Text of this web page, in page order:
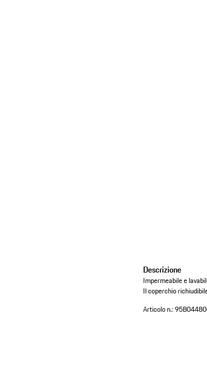
Descrizione
Impermeabile e
Il coperchio
Articolo n.: